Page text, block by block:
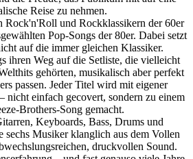
Reise zu nehmen.
Rock'n'Roll und Rockklassikern der 60er
Pop-Songs der 80er. Dabei setzt
auf die immer gleichen Klassiker.
ihren Weg auf die Setliste, die vielleicht
gehörten, musikalisch aber perfekt
passen. Jeder Titel wird mit eigener
nicht einfach gecovert, sondern zu einem
Brothers-Song gemacht.
Keyboards, Bass, Drums und
sechs Musiker klanglich aus dem Vollen
druckvollen Sound.